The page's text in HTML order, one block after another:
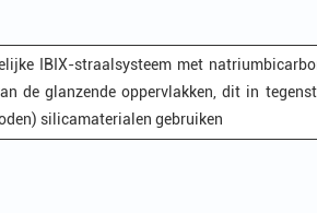
IBIX-straalsysteem met
de glanzende oppervlakken, dit in
silicamaterialen gebruiken